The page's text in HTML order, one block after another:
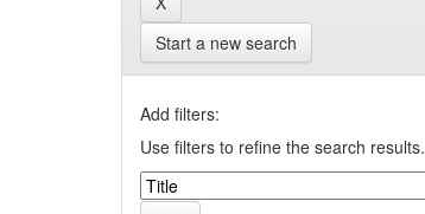
Start a new search
Add filters:
Use filters to refine the search results.